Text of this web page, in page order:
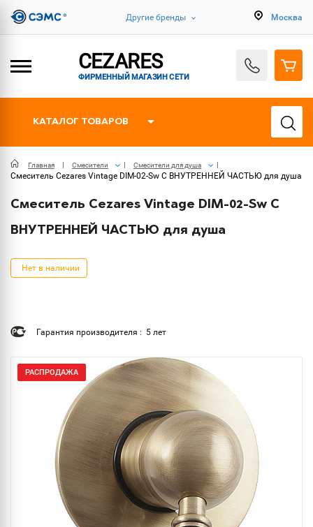
Другие бренды Москва
CEZARES
ФИРМЕННЫЙ МАГАЗИН СЕТИ
КАТАЛОГ ТОВАРОВ
Главная Смесители Смесители для душа
Смеситель Cezares Vintage DIM-02-Sw С ВНУТРЕННЕЙ ЧАСТЬЮ для душа
Смеситель Cezares Vintage DIM-02-Sw С
ВНУТРЕННЕЙ ЧАСТЬЮ для душа
Нет в наличии
Гарантия производителя : 5 лет
РАСПРОДАЖА